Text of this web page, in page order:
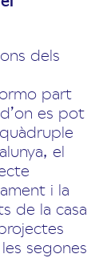
dels
part
es pot
el
i la
de la casa
segones